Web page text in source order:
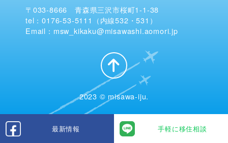
最新情報 手軽に移住相談
〒033-8666 青森県三沢市桜町1-1-38
tel：0176-53-5111（内線532・531）
Email：msw_kikaku@misawashi.aomori.jp
2023 © misawa-iju.